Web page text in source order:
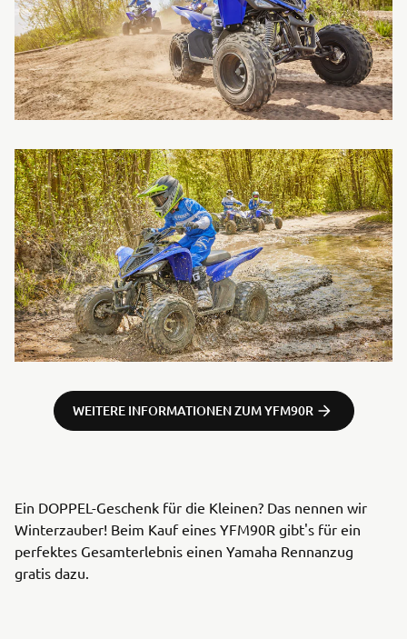
WEITERE INFORMATIONEN ZUM YFM90R
Ein DOPPEL-Geschenk für die Kleinen? Das nennen wir
Winterzauber! Beim Kauf eines YFM90R gibt's für ein
perfektes Gesamterlebnis einen Yamaha Rennanzug
gratis dazu.